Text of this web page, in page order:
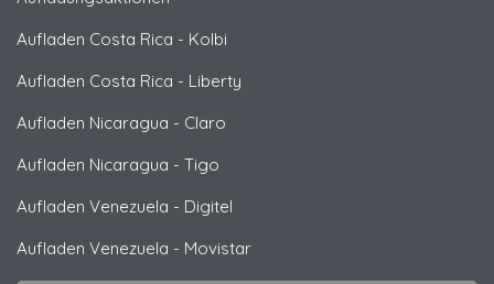
Aufladen Costa Rica - Kolbi
Aufladen Costa Rica - Liberty
Aufladen Nicaragua - Claro
Aufladen Nicaragua - Tigo
Aufladen Venezuela - Digitel
Aufladen Venezuela - Movistar